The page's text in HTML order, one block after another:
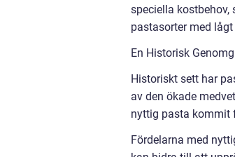
speciella
pastasorter med
En Historisk
Historiskt sett har
av den ökade
nyttig pasta kommit
Fördelarna med